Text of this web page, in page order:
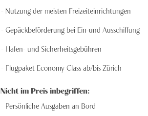
Nutzung der meisten Freizeiteinrichtungen
Gepäckbeförderung bei Ein-und Ausschiffung
Hafen- und Sicherheitsgebühren
Flugpaket Economy Class ab/bis Zürich
Nicht im Preis inbegriffen:
Persönliche Ausgaben an Bord